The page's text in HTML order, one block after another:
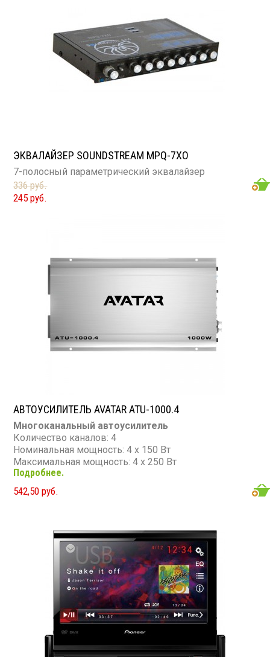
ЭКВАЛАЙЗЕР SOUNDSTREAM MPQ-7XO
7-полосный параметрический эквалайзер
336 руб.
245 руб.
АВТОУСИЛИТЕЛЬ AVATAR ATU-1000.4
Многоканальный автоусилитель
Количество каналов: 4
Номинальная мощность: 4 х 150 Вт
Максимальная мощность: 4 х 250 Вт
Частотный диапазон: 20 - 20 000 Гц
Сопротивление: 4 Ом
Подробнее.
542,50 руб.